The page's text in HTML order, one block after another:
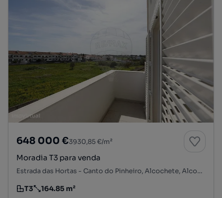
648 000 €3930,85 €/m²
Moradia T3 para venda
Estrada das Hortas - Canto do Pinheiro, Alcochete, Alcochete, Setúbal
Tipologia
T3
Preço por metro quadrado
164.85 m²